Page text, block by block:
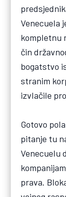
Venecuela
kompletnu
čin
bogatstvo
stranim
izvlačile
Gotovo
pitanje tu
Venecuelu
prava.